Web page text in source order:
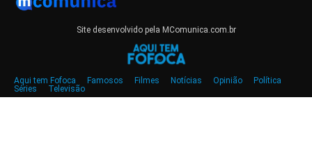
Site desenvolvido pela MComunica.com.br
Aqui tem Fofoca Famosos Filmes Notícias Opinião
Política
Séries
Televisão